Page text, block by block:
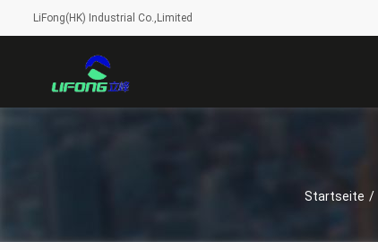
LiFong(HK) Industrial Co.,Limited
Startseite /